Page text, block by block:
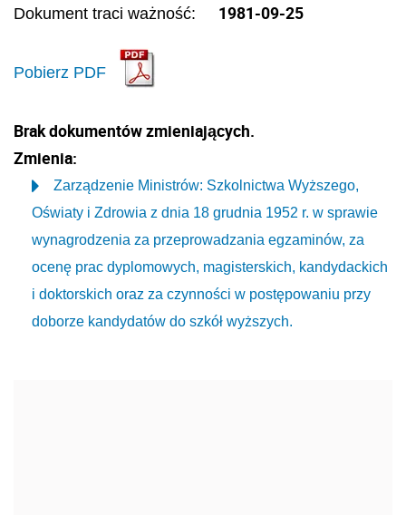
Dokument traci ważność: 1981-09-25
Pobierz PDF
Brak dokumentów zmieniających.
Zmienia:
Zarządzenie Ministrów: Szkolnictwa Wyższego,
Oświaty i Zdrowia z dnia 18 grudnia 1952 r. w sprawie
wynagrodzenia za przeprowadzania egzaminów, za
ocenę prac dyplomowych, magisterskich, kandydackich
i doktorskich oraz za czynności w postępowaniu przy
doborze kandydatów do szkół wyższych.